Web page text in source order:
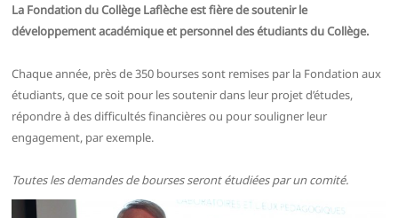
La Fondation du Collège Laflèche est fière de soutenir le
développement académique et personnel des étudiants du Collège.
Chaque année, près de 350 bourses sont remises par la Fondation aux
étudiants, que ce soit pour les soutenir dans leur projet d’études,
répondre à des difficultés financières ou pour souligner leur
engagement, par exemple.
Toutes les demandes de bourses seront étudiées par un comité.